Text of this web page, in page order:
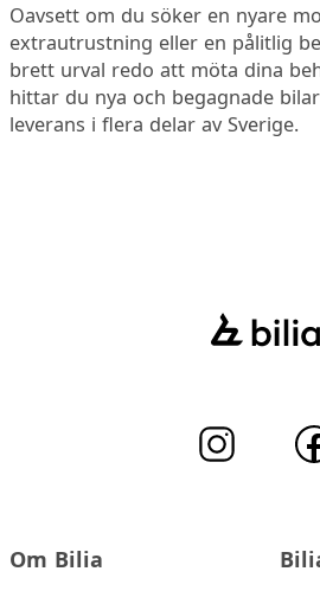
Oavsett om du söker en nyare
extrautrustning eller en pålitlig
brett urval redo att möta dina
hittar du nya och begagnade
leverans i flera delar av Sverige.
Om Bilia